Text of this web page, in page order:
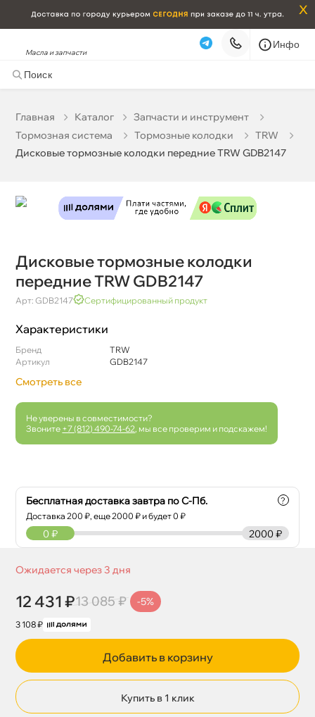
x
Масла и запчасти
Инфо
Главная Катало
Запчасти и инструмент
Тормозная система
Тормозные колодки
TRW
Дисковые тормозные колодки передние TRW GDB2147
Дисковые тормозные колодки
передние TRW GDB2147
Арт: GDB2147 Сертифицированный продукт
Характеристики
Бренд
TRW
Артикул
GDB2147
Смотреть все
Не уверены в совместимости?
Звоните +7 (812) 490-74-62 , мы все проверим и подскажем!
Бесплатная доставка завтра по С-Пб.
Доставка200 ₽, еще2000 ₽ и будет 0 ₽
?
2000 ₽
0 ₽
Ожидается через 3 дня
12 431 ₽13 085 ₽ -5%
3 108 ₽
Добавить в корзину
Купить в 1 клик
Дисковые тормозные колодки передние TRW
Бесплатная Завтра, 06.08 (при заказе от 2000₽)
Самовывоз